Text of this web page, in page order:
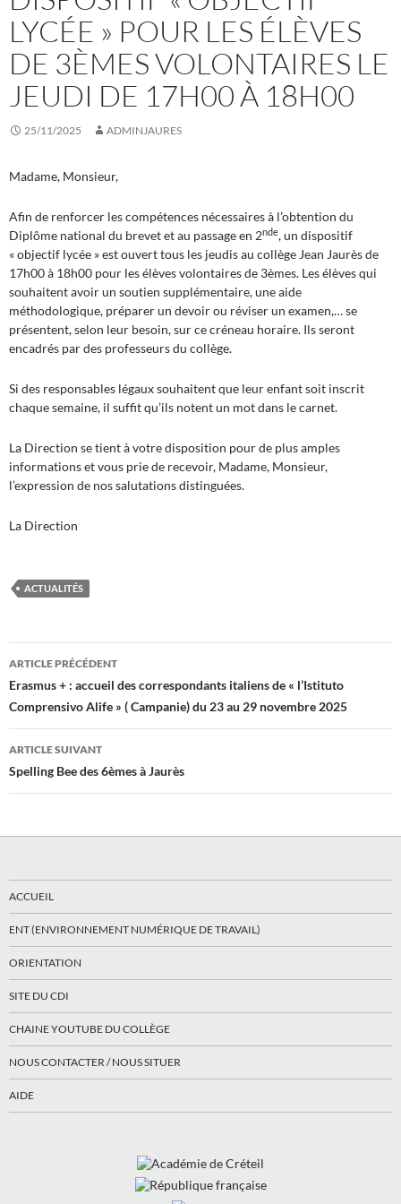
LYCÉE » POUR LES ÉLÈVES
DE 3ÈMES VOLONTAIRES LE
JEUDI DE 17H00 À 18H00
25/11/2025 ADMINJAURES
Madame, Monsieur,
Afin de renforcer les compétences nécessaires à l’obtention du
Diplôme national du brevet et au passage en 2nde, un dispositif
« objectif lycée » est ouvert tous les jeudis au collège Jean Jaurès de
17h00 à 18h00 pour les élèves volontaires de 3èmes. Les élèves qui
souhaitent avoir un soutien supplémentaire, une aide
méthodologique, préparer un devoir ou réviser un examen,… se
présentent, selon leur besoin, sur ce créneau horaire. Ils seront
encadrés par des professeurs du collège.
Si des responsables légaux souhaitent que leur enfant soit inscrit
chaque semaine, il suffit qu’ils notent un mot dans le carnet.
La Direction se tient à votre disposition pour de plus amples
informations et vous prie de recevoir, Madame, Monsieur,
l’expression de nos salutations distinguées.
La Direction
ACTUALITÉS
Navigation
des
articles
ARTICLE PRÉCÉDENT
Erasmus + : accueil des correspondants italiens de « l’Istituto
Comprensivo Alife » ( Campanie) du 23 au 29 novembre 2025
ARTICLE SUIVANT
Spelling Bee des 6èmes à Jaurès
ACCUEIL
ENT (ENVIRONNEMENT NUMÉRIQUE DE TRAVAIL)
ORIENTATION
SITE DU CDI
CHAINE YOUTUBE DU COLLÈGE
NOUS CONTACTER / NOUS SITUER
AIDE